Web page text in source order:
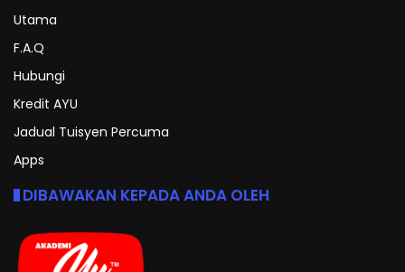
Utama
F.A.Q
Hubungi
Kredit AYU
Jadual Tuisyen Percuma
Apps
DIBAWAKAN KEPADA ANDA OLEH